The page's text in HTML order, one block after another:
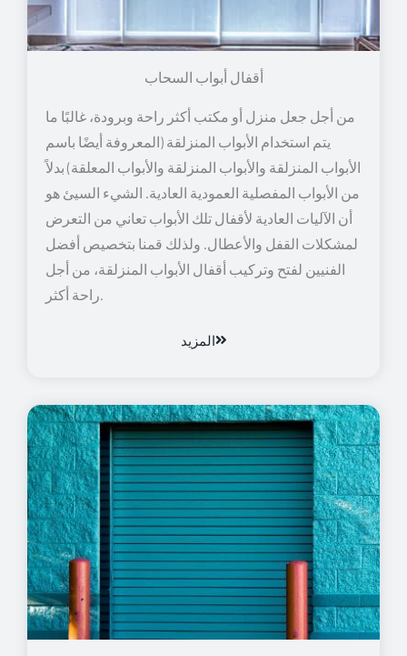
أقفال أبواب السحاب
من أجل جعل منزل أو مكتب أكثر راحة وبرودة، غالبًا ما
يتم استخدام الأبواب المنزلقة (المعروفة أيضًا باسم
الأبواب المنزلقة والأبواب المنزلقة والأبواب المعلقة) بدلاً
من الأبواب المفصلية العمودية العادية. الشيء السيئ هو
أن الآليات العادية لأقفال تلك الأبواب تعاني من التعرض
لمشكلات القفل والأعطال. ولذلك قمنا بتخصيص أفضل
الفنيين لفتح وتركيب أقفال الأبواب المنزلقة، من أجل
راحة أكثر.
المزيد